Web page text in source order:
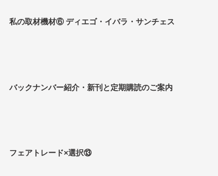
私の取材機材⑥ ディエゴ・イバラ・サンチェス
バックナンバー紹介・新刊と定期購読のご案内
フェアトレード×選択⑬